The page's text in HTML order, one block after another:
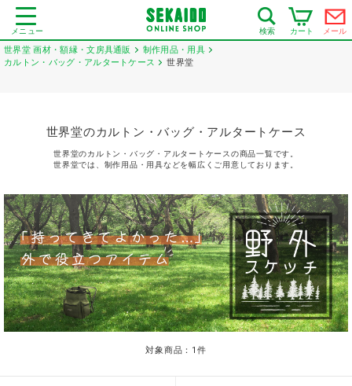
メニュー 検索 カート メール
世界堂 画材・額縁・文房具通販
制作用品・用具
カルトン・バッグ・アルタートケース
世界堂
世界堂のカルトン・バッグ・アルタートケース
世界堂のカルトン・バッグ・アルタートケースの商品一覧です。
世界堂では、制作用品・用具などを幅広くご用意しております。
対象商品： 1 件